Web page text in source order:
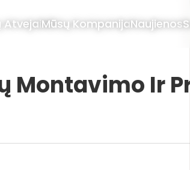
AtvejaiMūsų KompanijaNaujienos
Montavimo Ir